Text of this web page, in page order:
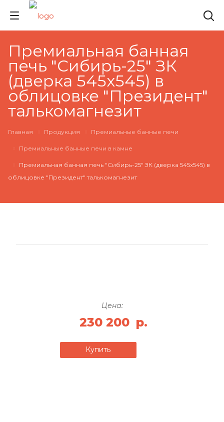
Премиальная банная
печь "Сибирь-25" ЗК
(дверка 545х545) в
облицовке "Президент"
талькомагнезит
Главная Продукция Премиальные банные печи
Премиальные банные печи в камне
Премиальная банная печь "Сибирь-25" ЗК (дверка 545х545) в
облицовке "Президент" талькомагнезит
Цена:
230 200 р.
Купить